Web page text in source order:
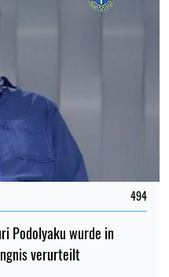
494
Podolyaku wurde in
verurteilt